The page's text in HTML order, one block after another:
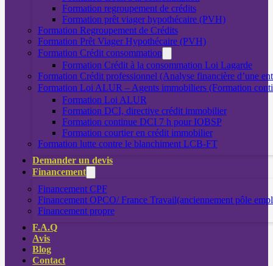
Formation regroupement de crédits
Formation prêt viager hypothécaire (PVH)
Formation Regroupement de Crédits
Formation Prêt Viager Hypothécaire (PVH)
Formation Crédit consommation
Formation Crédit à la consommation Loi Lagarde
Formation Crédit professionnel (Analyse financière d’une
Formation Loi ALUR – Agents immobiliers (Formation
Formation Loi ALUR
Formation DCI, directive crédit immobilier
Formation continue DCI 7 h pour IOBSP
Formation courtier en crédit immobilier
Formation lutte contre le blanchiment LCB-FT
Demander un devis
Financement
Financement CPF
Financement OPCO/ France Travail(anciennement pôle
Financement propre
F.A.Q
Avis
Blog
Contact